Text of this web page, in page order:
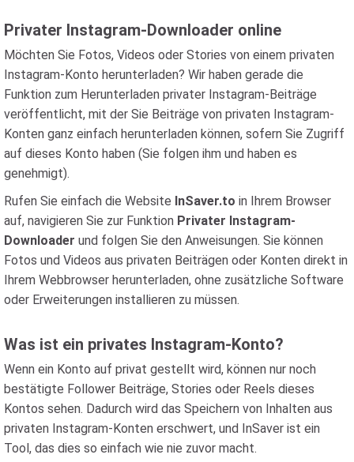
Privater Instagram-Downloader online
Möchten Sie Fotos, Videos oder Stories von einem privaten
Instagram-Konto herunterladen? Wir haben gerade die
Funktion zum Herunterladen privater Instagram-Beiträge
veröffentlicht, mit der Sie Beiträge von privaten Instagram-
Konten ganz einfach herunterladen können, sofern Sie Zugriff
auf dieses Konto haben (Sie folgen ihm und haben es
genehmigt).
Rufen Sie einfach die Website InSaver.to in Ihrem Browser
auf, navigieren Sie zur Funktion Privater Instagram-
Downloader und folgen Sie den Anweisungen. Sie können
Fotos und Videos aus privaten Beiträgen oder Konten direkt in
Ihrem Webbrowser herunterladen, ohne zusätzliche Software
oder Erweiterungen installieren zu müssen.
Was ist ein privates Instagram-Konto?
Wenn ein Konto auf privat gestellt wird, können nur noch
bestätigte Follower Beiträge, Stories oder Reels dieses
Kontos sehen. Dadurch wird das Speichern von Inhalten aus
privaten Instagram-Konten erschwert, und InSaver ist ein
Tool, das dies so einfach wie nie zuvor macht.